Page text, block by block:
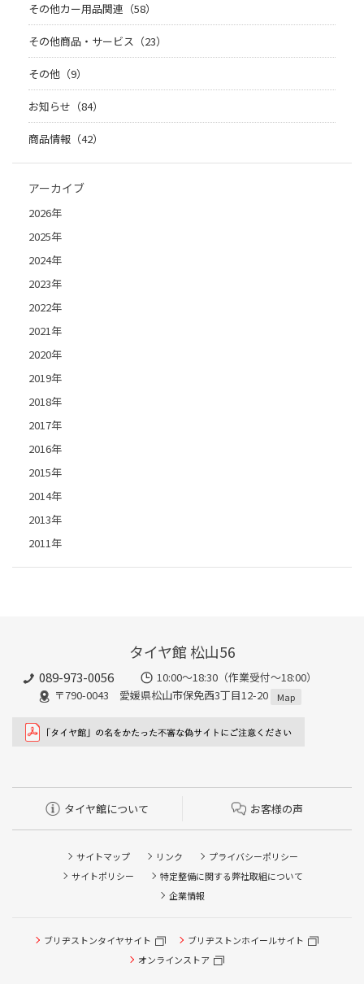
その他カー用品関連（58）
その他商品・サービス（23）
その他（9）
お知らせ（84）
商品情報（42）
アーカイブ
2026年
2025年
2024年
2023年
2022年
2021年
2020年
2019年
2018年
2017年
2016年
2015年
2014年
2013年
2011年
タイヤ館 松山56
089-973-0056
10:00～18:30（作業受付～18:00）
〒790-0043 愛媛県松山市保免西3丁目12-20
Map
タイヤ館について お客様の声
サイトマップ リンク
プライバシーポリシー
サイトポリシー
特定整備に関する弊社取組について
企業情報
ブリヂストンタイヤサイト
ブリヂストンホイールサイト
オンラインストア
タイヤ点検・安全点検/タイヤ履き替え/オイル交換/その他
ピット作業の予約